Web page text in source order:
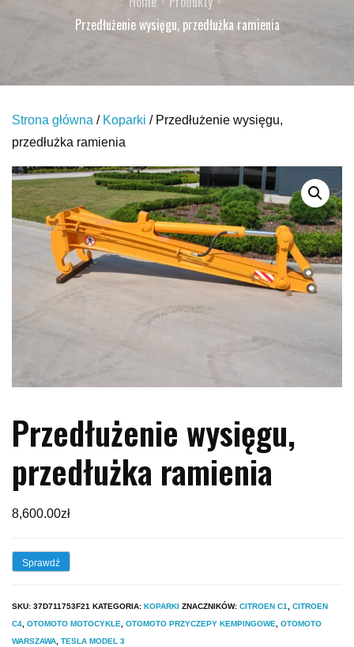
Przedłużenie wysięgu, przedłużka ramienia
Strona główna / Koparki / Przedłużenie wysięgu,
przedłużka ramienia
Przedłużenie wysięgu,
przedłużka ramienia
8,600.00zł
Sprawdź
SKU: 37D711753F21 KATEGORIA: KOPARKI ZNACZNIKÓW: CITROEN C1, CITROEN
C4, OTOMOTO MOTOCYKLE, OTOMOTO PRZYCZEPY KEMPINGOWE, OTOMOTO
WARSZAWA, TESLA MODEL 3